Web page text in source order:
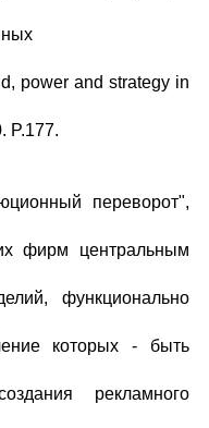
power and strategy in
P.177.
переворот",
фирм центральным
функционально
которых - быть
рекламного